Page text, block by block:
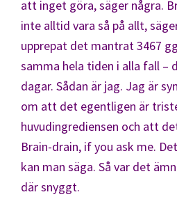
att inget göra, säger några.
inte alltid vara så på allt,
upprepat det mantrat 3467
samma hela tiden i alla fall –
dagar. Sådan är jag. Jag är
om att det egentligen är
huvudingrediensen och att
Brain-drain, if you ask me.
kan man säga. Så var det
där snyggt.